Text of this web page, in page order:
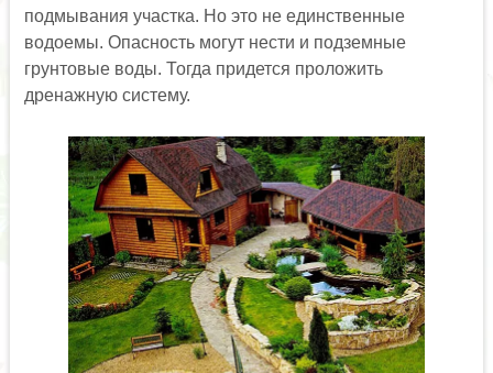
подмывания участка. Но это не единственные
водоемы. Опасность могут нести и подземные
грунтовые воды. Тогда придется проложить
дренажную систему.